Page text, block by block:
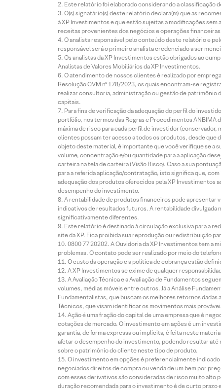
Este relatório foi elaborado considerando a classificação
O(s) signatário(s) deste relatório declara(m) que as
à XP Investimentos e que estão sujeitas a modificações
receitas provenientes dos negócios e operações
O analista responsável pelo conteúdo deste relatório e
responsável será o primeiro analista credenciado a ser
Os analistas da XP Investimentos estão obrigados ao
Analistas de Valores Mobiliários da XP Investimentos.
O atendimento de nossos clientes é realizado por
Resolução CVM nº 178/2023, os quais encontram-se
realizar consultoria, administração ou gestão de patrimônio
capitais.
Para fins de verificação da adequação do perfil do
portfólio, nos termos das Regras e Procedimentos
máxima de risco para cada perfil de investidor
clientes possam ter acesso a todos os produtos, desde que
objeto deste material, é importante que você verifique se a
volume, concentração e/ou quantidade para a aplicação
carteira na tela de carteira (Visão Risco). Caso a sua
para a referida aplicação/contratação, isto significa que,
adequação dos produtos oferecidos pela XP Investimentos
desempenho do investimento.
A rentabilidade de produtos financeiros pode apresentar
indicativos de resultados futuros. A rentabilidade divulgada
significativamente diferentes.
Este relatório é destinado à circulação exclusiva para a
site da XP. Fica proibida sua reprodução ou redistribuição
0800 77 20202. A Ouvidoria da XP Investimentos tem a
problemas. O contato pode ser realizado por meio do
O custo da operação e a política de cobrança estão
A XP Investimentos se exime de qualquer
A Avaliação Técnica e a Avaliação de Fundamentos
volumes, médias móveis entre outros. Já a Análise
Fundamentalistas, que buscam os melhores retornos
Técnicos, que visam identificar os movimentos mais
Ação é uma fração do capital de uma empresa que é
cotações de mercado. O investimento em ações é um
garantia, de forma expressa ou implícita, é feita neste
afetar o desempenho do investimento, podendo resultar
sobre o patrimônio do cliente neste tipo de produto.
O investimento em opções é preferencialmente
negociados direitos de compra ou venda de um bem por
com esses derivativos são consideradas de risco muito alto
duração recomendada para o investimento é de curto